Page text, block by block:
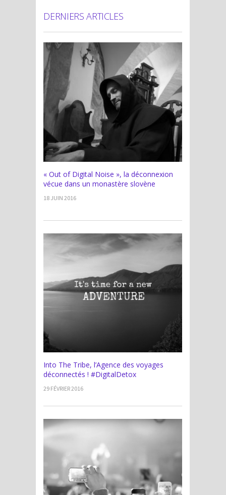
DERNIERS ARTICLES
« Out of Digital Noise », la déconnexion
vécue dans un monastère slovène
18 JUIN 2016
Into The Tribe, l’Agence des voyages
déconnectés ! #DigitalDetox
29 FÉVRIER 2016